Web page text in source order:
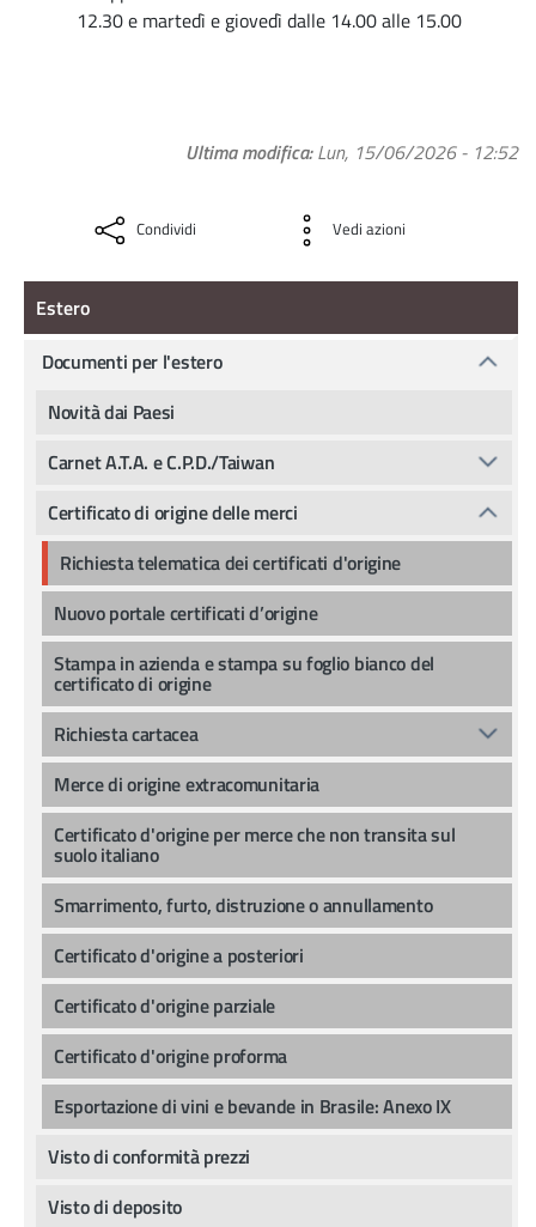
12.30 e martedì e giovedì dalle 14.00 alle 15.00
Ultima modifica Lun, 15/06/2026 - 12:52
Condividi Vedi azioni
Estero
Estero
Documenti per l'estero
Novità dai Paesi
Carnet A.T.A. e C.P.D./Taiwan
Certificato di origine delle merci
Richiesta telematica dei certificati d'origine
Nuovo portale certificati d’origine
Stampa in azienda e stampa su foglio bianco del
certificato di origine
Richiesta cartacea
Merce di origine extracomunitaria
Certificato d'origine per merce che non transita sul
suolo italiano
Smarrimento, furto, distruzione o annullamento
Certificato d'origine a posteriori
Certificato d'origine parziale
Certificato d'origine proforma
Esportazione di vini e bevande in Brasile: Anexo IX
Visto di conformità prezzi
Visto di deposito